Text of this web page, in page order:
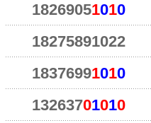
18269051010
18275891022
18376991010
13263701010